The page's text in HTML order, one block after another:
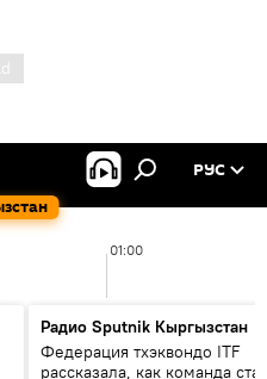
РУС
01:00
Радио Sputnik Кыргызстан
Федерация тхэквондо ITF
рассказала, как команда